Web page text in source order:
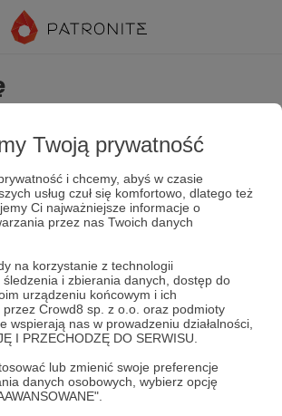
Twoją prywatność
i chcemy, abyś w czasie
usług czuł się komfortowo, dlatego też
Ci najważniejsze informacje o
przez nas Twoich danych
na korzystanie z technologii
i zbierania danych, dostęp do
urządzeniu końcowym i ich
przez Crowd8 sp. z o.o. oraz podmioty
wspierają nas w prowadzeniu działalności,
I PRZECHODZĘ DO SERWISU.
lub zmienić swoje preferencje
danych osobowych, wybierz opcję
Zapomniałeś hasła?
Zaloguj
lub